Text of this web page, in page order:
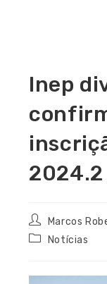
Inep
2024.2
Marcos
Notícias